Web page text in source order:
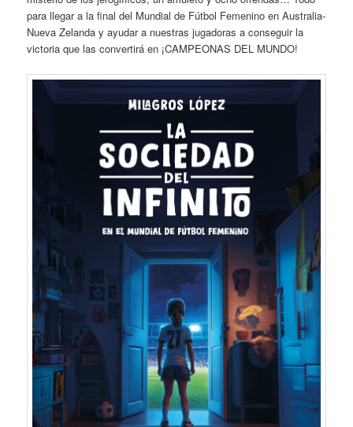
para llegar a la final del Mundial de Fútbol Femenino en Australia-
Nueva Zelanda y ayudar a nuestras jugadoras a conseguir la
victoria que las convertirá en ¡CAMPEONAS DEL MUNDO!